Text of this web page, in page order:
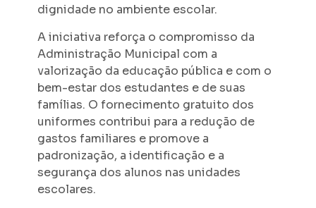
dignidade no ambiente escolar.
A iniciativa reforça o compromisso da
Administração Municipal com a
valorização da educação pública e com o
bem-estar dos estudantes e de suas
famílias. O fornecimento gratuito dos
uniformes contribui para a redução de
gastos familiares e promove a
padronização, a identificação e a
segurança dos alunos nas unidades
escolares.